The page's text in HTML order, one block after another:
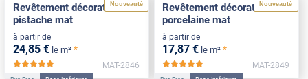
Nouveauté
Revêtement décoratif vert
pistache mat
à partir de
24,85 € le m² *
*****
MAT-2846
Nouveauté
Revêtement décoratif
porcelaine mat
à partir de
17,87 € le m² *
MAT-2849